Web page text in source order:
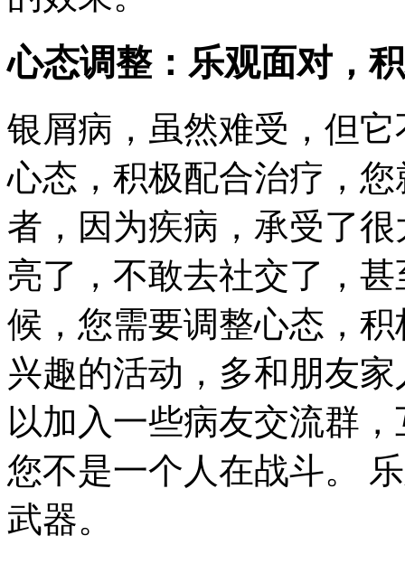
心态调整：乐观面对，
银屑病，虽然难受，但
心态，积极配合治疗，
者，因为疾病，承受了
亮了，不敢去社交了，
候，您需要调整心态，
兴趣的活动，多和朋友
以加入一些病友交流群
您不是一个人在战斗。
武器。